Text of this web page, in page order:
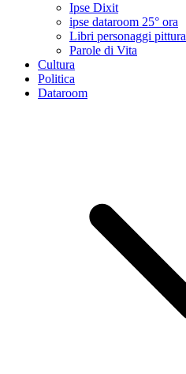
Ipse Dixit
ipse dataroom 25° ora
Libri personaggi pittura
Parole di Vita
Cultura
Politica
Dataroom